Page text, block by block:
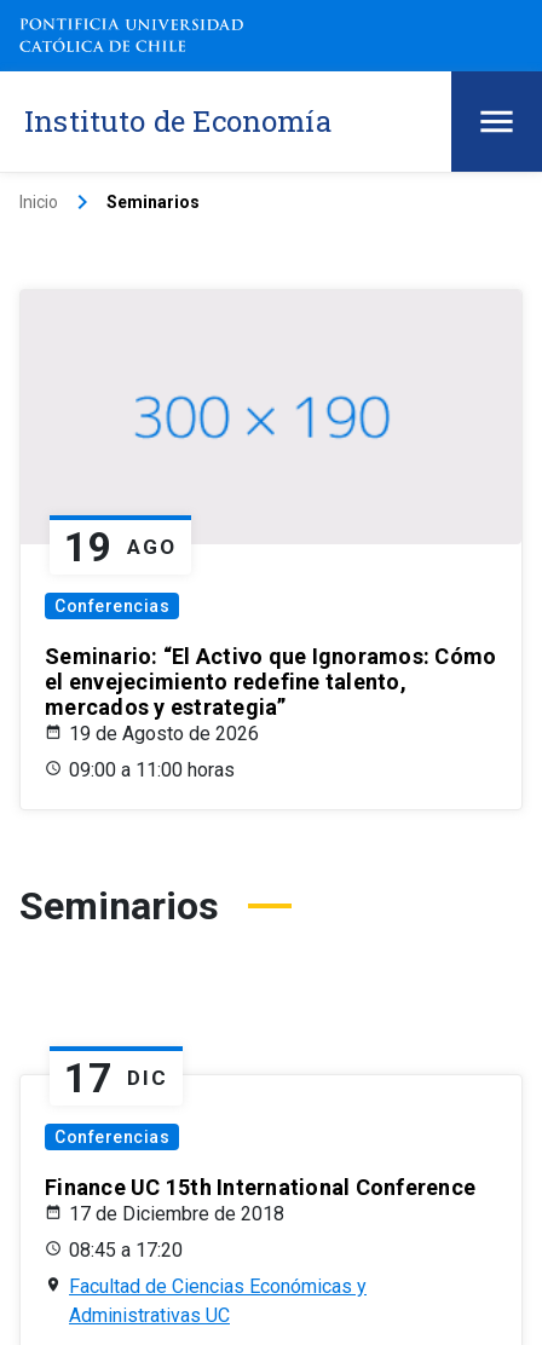
Instituto de Economía
Inicio keyboard_arrow_right Seminarios
19 AGO
Conferencias
Seminario: “El Activo que Ignoramos: Cómo
el envejecimiento redefine talento,
mercados y estrategia”
19 de Agosto de 2026
09:00 a 11:00 horas
Seminarios
17 DIC
Conferencias
Finance UC 15th International Conference
17 de Diciembre de 2018
08:45 a 17:20
Facultad de Ciencias Económicas y
Administrativas UC